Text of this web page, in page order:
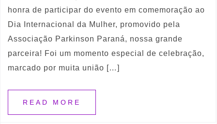
honra de participar do evento em comemoração ao
Dia Internacional da Mulher, promovido pela
Associação Parkinson Paraná, nossa grande
parceira! Foi um momento especial de celebração,
marcado por muita união […]
READ MORE